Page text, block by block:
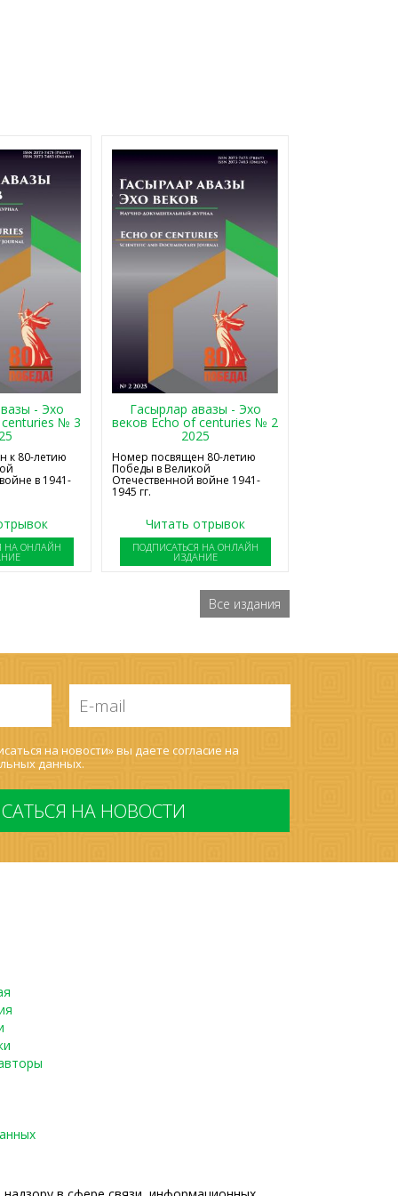
- Эхо
№ 3
к 80-летию
в 1941-
НА ОНЛАЙН
Гасырлар авазы - Эхо
веков Echo of centuries № 2
2025
Номер посвящен 80-летию
Победы в Великой
Отечественной войне 1941-
1945 гг.
Читать отрывок
ПОДПИСАТЬСЯ НА ОНЛАЙН
ИЗДАНИЕ
Все издания
mail
*
на новости» вы даете согласие на
данных.